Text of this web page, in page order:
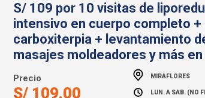
S/ 109 por 10 visitas de
intensivo en cuerpo completo +
carboxiterpia + levantamiento
masajes moldeadores y más en
Precio
S/ 109.00
MIRAFLORES
LUN. A SAB. (NO